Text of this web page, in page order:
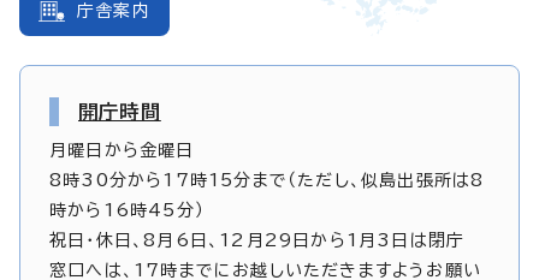
庁舎案内
開庁時間
月曜日から金曜日
8時30分から17時15分まで（ただし、似島出張所は8
時から16時45分）
祝日・休日、8月6日、12月29日から1月3日は閉庁
窓口へは、17時までにお越しいただきますようお願い